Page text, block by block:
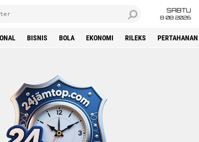
SABTU
8 08 2026
BISNIS BOLA EKONOMI RILEKS PERTAHANAN